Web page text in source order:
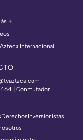
+
Internacional
| Conmutador
DerechosInversionistas